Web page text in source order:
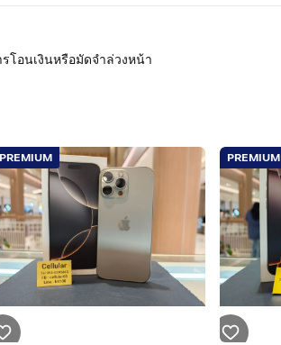
โอนเงินหรือมัดจำล่วงหน้า
PREMIUM PREMIUM